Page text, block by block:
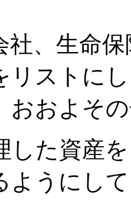
社、生命
リストに
おおよそ
した資産
ようにし